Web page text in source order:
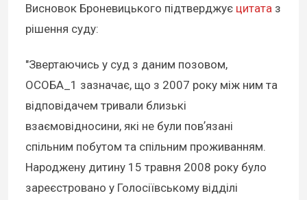
Висновок Броневицького підтверджує цитата з
рішення суду:
"Звертаючись у суд з даним позовом,
ОСОБА_1 зазначає, що з 2007 року між ним та
відповідачем тривали близькі
взаємовідносини, які не були повʼязані
спільним побутом та спільним проживанням.
Народжену дитину 15 травня 2008 року було
зареєстровано у Голосіївському відділі